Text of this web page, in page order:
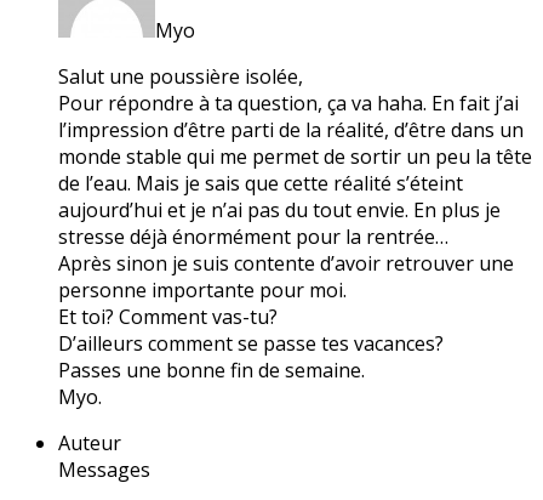
Myo
Salut une poussière isolée,
Pour répondre à ta question, ça va haha. En fait j’ai
l’impression d’être parti de la réalité, d’être dans un
monde stable qui me permet de sortir un peu la tête
de l’eau. Mais je sais que cette réalité s’éteint
aujourd’hui et je n’ai pas du tout envie. En plus je
stresse déjà énormément pour la rentrée…
Après sinon je suis contente d’avoir retrouver une
personne importante pour moi.
Et toi? Comment vas-tu?
D’ailleurs comment se passe tes vacances?
Passes une bonne fin de semaine.
Myo.
Auteur
Messages